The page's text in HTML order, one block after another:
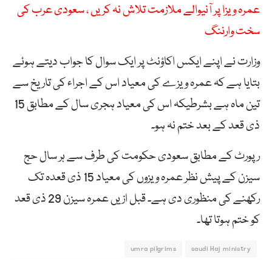
عمرہ ویزا پر آنیوالے ملازمت تلاش نہ کریں ، سعودی عرب کی
سخت وارننگ
وزارت نے اپنے ایکس اکاؤنٹ پر ایک سوال کا جواب دیتے ہوئے
بتایا ہے کہ عمرہ ویزے کی معیاد اس کے اجراء کی تاریخ سے
تین ماہ ہے بشرطیکہ اس کی معیاد ہجری سال کے مطابق 15
ذی قعد کے بعد ختم نہ ہو۔
رپورٹ کے مطابق سعودی حکومت کی طرف سے ہر سال حج
سیزن کے پیش نظر عمرہ ویزوں کی معیاد 15 ذی قعدہ تک
رکھنے کی منظوری دی ہے۔ قبل ازیں عمرہ سیزن 29 ذی قعد
کو ختم ہوتا تھا۔
saudi Haj ministry
umra pilgrims